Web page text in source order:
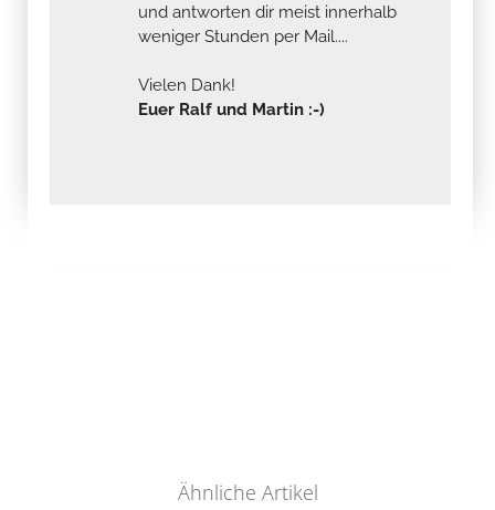
und antworten dir meist innerhalb
weniger Stunden per Mail....
Vielen Dank!
Euer Ralf und Martin :-)
Ähnliche Artikel